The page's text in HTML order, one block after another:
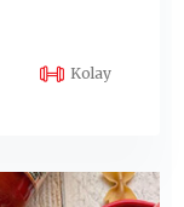
Kolay